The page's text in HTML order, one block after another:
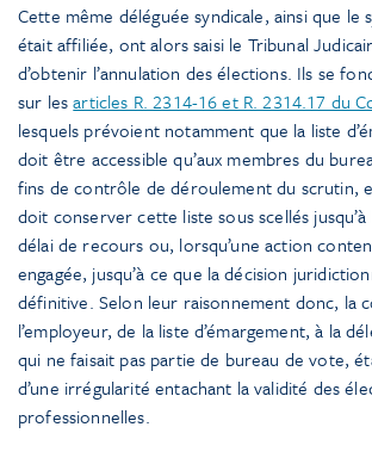
Cette même déléguée syndicale, ainsi que le
était affiliée, ont alors saisi le Tribunal
d’obtenir l’annulation des élections. Ils se
sur lesarticles R. 2314-16 et R. 2314.17 du
lesquels prévoient notamment que la liste
doit être accessible qu’aux membres du
fins de contrôle de déroulement du scrutin,
doit conserver cette liste sous scellés jusqu’à
délai de recours ou, lorsqu’une action
engagée, jusqu’à ce que la décision
définitive. Selon leur raisonnement donc, la
l’employeur, de la liste d’émargement, à la
qui ne faisait pas partie de bureau de vote,
d’une irrégularité entachant la validité des
professionnelles.